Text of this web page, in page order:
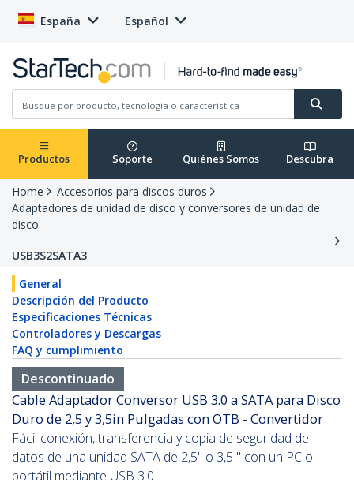
España Español
Productos Soporte Quiénes Somos Descubra
Home
Accesorios para discos duros
Adaptadores de unidad de disco y conversores de unidad de
disco
USB3S2SATA3
General
Descripción del Producto
Especificaciones Técnicas
Controladores y Descargas
FAQ y cumplimiento
Descontinuado
Cable Adaptador Conversor USB 3.0 a SATA para Disco
Duro de 2,5 y 3,5in Pulgadas con OTB - Convertidor
Fácil conexión, transferencia y copia de seguridad de
datos de una unidad SATA de 2,5" o 3,5 " con un PC o
portátil mediante USB 3.0